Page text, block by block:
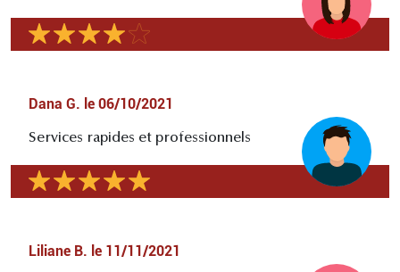
Dana G. le 06/10/2021
Services rapides et professionnels
Liliane B. le 11/11/2021